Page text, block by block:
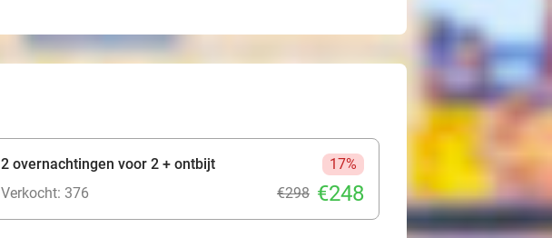
2 overnachtingen voor 2 + ontbijt
17%
Verkocht: 376
€298 €248